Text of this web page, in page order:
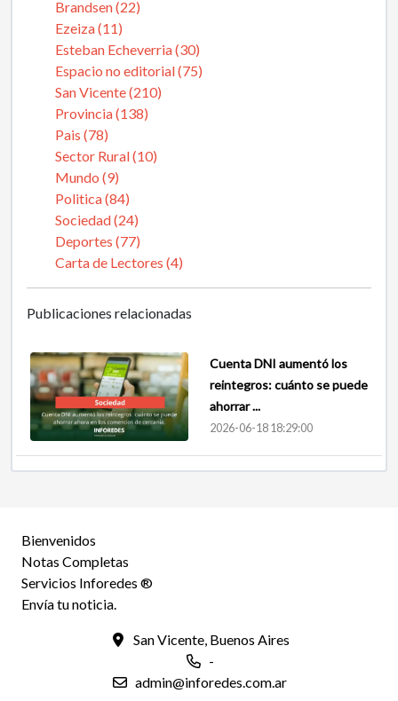
Brandsen (22)
Ezeiza (11)
Esteban Echeverria (30)
Espacio no editorial (75)
San Vicente (210)
Provincia (138)
Pais (78)
Sector Rural (10)
Mundo (9)
Politica (84)
Sociedad (24)
Deportes (77)
Carta de Lectores (4)
Publicaciones relacionadas
Cuenta DNI aumentó los
reintegros: cuánto se puede
ahorrar ...
2026-06-18 18:29:00
Bienvenidos
Notas Completas
Servicios Inforedes ®
Envía tu noticia.
San Vicente, Buenos Aires
-
admin@inforedes.com.ar